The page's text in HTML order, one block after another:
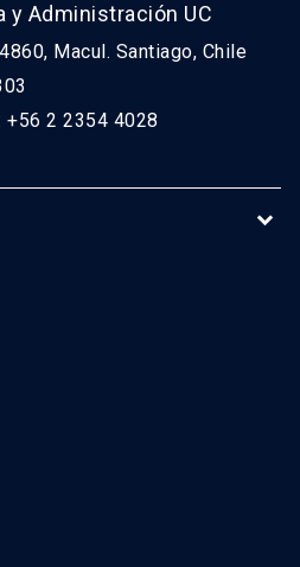
y Administración UC
Macul. Santiago, Chile
2 2354 4028